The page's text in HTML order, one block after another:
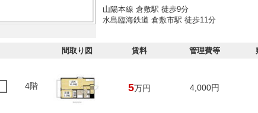
山陽本線 倉敷駅 徒歩9分
水島臨海鉄道 倉敷市駅 徒歩11分
間取り図 賃料 管理費等
4階 5万円 4,000円